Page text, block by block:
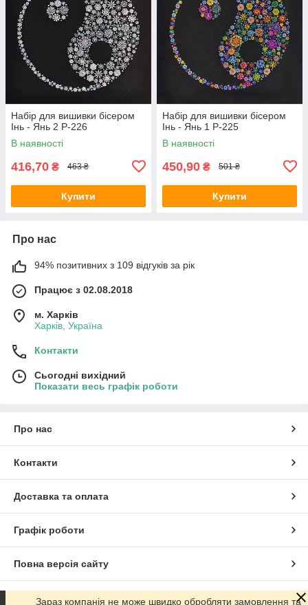
Набір для вишивки бісером
Інь - Янь 2 Р-226
В наявності
416,70 ₴ 463 ₴
Купити
Набір для вишивки бісером
Інь - Янь 1 Р-225
В наявності
450,90 ₴ 501 ₴
Купити
Про нас
94% позитивних з 109 відгуків за рік
Працює з 02.08.2018
м. Харків
Харків, Україна
Контакти
Сьогодні вихідний
Показати весь графік роботи
Про нас
Контакти
Доставка та оплата
Графік роботи
Повна версія сайту
Сайт створено на маркетплейсі Prom.ua
Зараз компанія не може швидко обробляти замовлення та